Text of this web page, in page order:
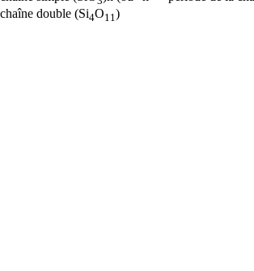
chaîne double (Si4O11)